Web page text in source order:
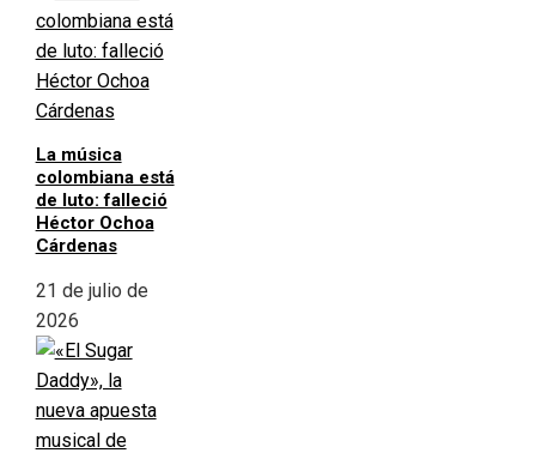
La música
colombiana está
de luto: falleció
Héctor Ochoa
Cárdenas
21 de julio de
2026